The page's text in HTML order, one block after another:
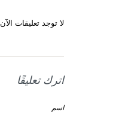
لا توجد تعليقات الآن.
اترك تعليقًا
اسم